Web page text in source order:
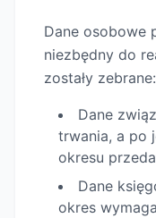
Dane osobowe
niezbędny do
zostały zebrane:
Dane
trwania, a po
okresu
Dane
okres